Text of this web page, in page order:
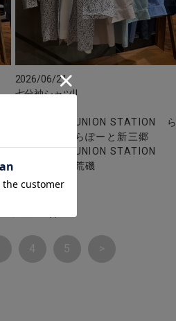
2026/06/21
七分袖シャツ‼︎
UNION STATION ら
らぽーと新三郷
UNION STATION
荒磯
4 5